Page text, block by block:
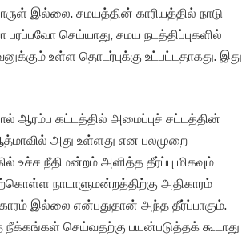
இல்லை. சமயத்தின் காரியத்தில் நாடு
செய்யாது, சமய நடத்திப்புகளில்
உள்ள தொடர்புக்கு உட்பட்டதாகது. இது
ஆரம்ப கட்டத்தில் அமைப்புச் சட்டத்தின்
அது உள்ளது என பலமுறை
உச்ச நீதிமன்றம் அளித்த தீர்ப்பு மிகவும்
நாடாளுமன்றத்திற்கு அதிகாரம்
இல்லை என்பதுதான் அந்த தீர்ப்பாகும்.
செய்வதற்கு பயன்படுத்தக் கூடாது